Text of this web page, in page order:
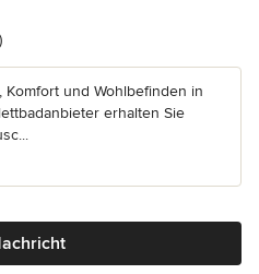
1 von 5 Sternen
und Wohlbefinden in
erhalten Sie